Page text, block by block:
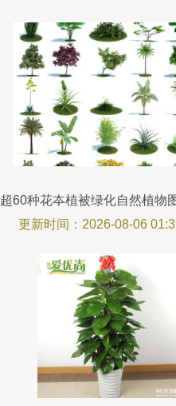
超60种花夲植被绿化自然植物
psd模板下载 108.76mb 花卉大
更新时间：2026-08-06